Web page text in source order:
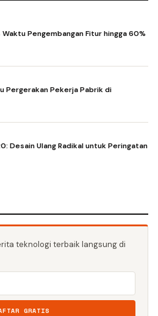
Pengembangan Fitur hingga 60%
Pergerakan Pekerja Pabrik di
Desain Ulang Radikal untuk Peringatan
teknologi terbaik langsung di
GRATIS